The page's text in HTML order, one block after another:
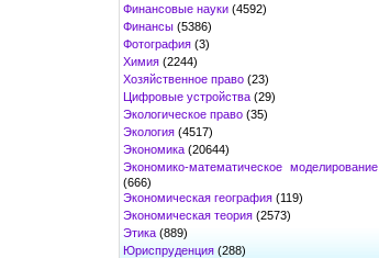
Финансовые науки (4592)
Финансы (5386)
Фотография (3)
Химия (2244)
Хозяйственное право (23)
Цифровые устройства (29)
Экологическое право (35)
Экология (4517)
Экономика (20644)
Экономико-математическое моделирование
(666)
Экономическая география (119)
Экономическая теория (2573)
Этика (889)
Юриспруденция (288)